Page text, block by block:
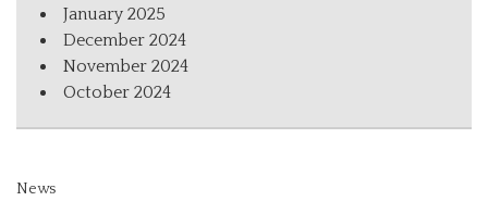
January 2025
December 2024
November 2024
October 2024
News